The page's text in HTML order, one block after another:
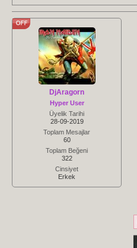
DjAragorn
Hyper User
Üyelik Tarihi
28-09-2019
Toplam Mesajlar
60
Toplam Beğeni
322
Cinsiyet
Erkek